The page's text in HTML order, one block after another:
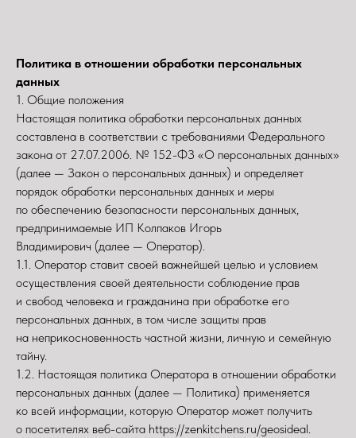
Политика в отношении обработки персональных
данных
1. Общие положения
Настоящая политика обработки персональных данных
составлена в соответствии с требованиями Федерального
закона от 27.07.2006. № 152-ФЗ «О персональных данных»
(далее — Закон о персональных данных) и определяет
порядок обработки персональных данных и меры
по обеспечению безопасности персональных данных,
предпринимаемые ИП Колпаков Игорь
Владимирович (далее — Оператор).
1.1. Оператор ставит своей важнейшей целью и условием
осуществления своей деятельности соблюдение прав
и свобод человека и гражданина при обработке его
персональных данных, в том числе защиты прав
на неприкосновенность частной жизни, личную и семейную
тайну.
1.2. Настоящая политика Оператора в отношении обработки
персональных данных (далее — Политика) применяется
ко всей информации, которую Оператор может получить
о посетителях веб-сайта https://zenkitchens.ru/geosideal.